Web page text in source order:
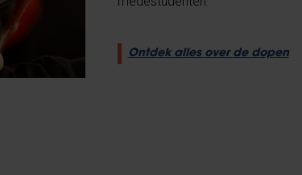
Ontdek alles over de dopen